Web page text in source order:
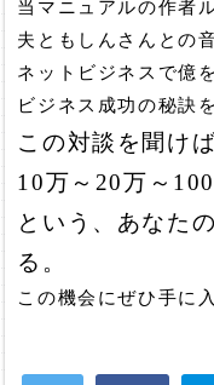
当マニュアルの作者
夫ともしんさんとの
ネットビジネスで億
ビジネス成功の秘訣
この対談を聞けば
10万～20万～
という、あなた
る。
この機会にぜひ手に